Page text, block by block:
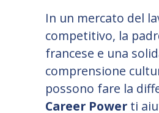
In un mercato del
competitivo, la
francese e una
comprensione
possono fare la
Career Power ti